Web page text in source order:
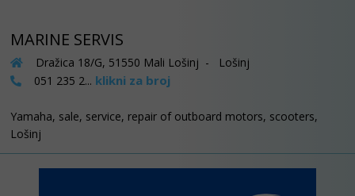
MARINE SERVIS
Dražica 18/G, 51550 Mali Lošinj - Lošinj
051 235 2... klikni za broj
Yamaha, sale, service, repair of outboard motors, scooters,
Lošinj